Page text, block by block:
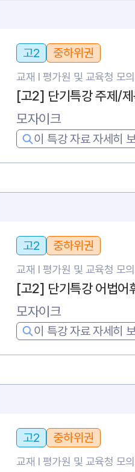
고2 중하위권
교재 l 평가원 및 교육청 모
[고2] 단기특강 주제/
모자이크
이 특강 자료 자세히
고2 중하위권
교재 l 평가원 및 교육청 모
[고2] 단기특강 어법어
모자이크
이 특강 자료 자세히
고2 중하위권
교재 l 평가원 및 교육청 모